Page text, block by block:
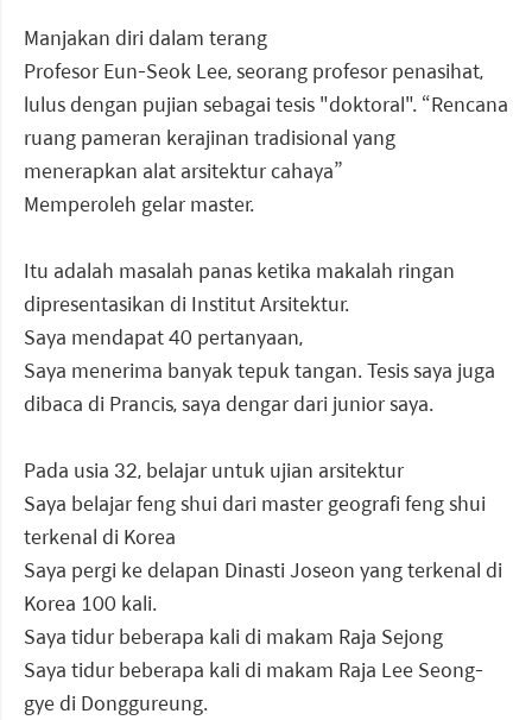
Manjakan diri dalam terang
Profesor Eun-Seok Lee, seorang profesor penasihat,
lulus dengan pujian sebagai tesis "doktoral". “Rencana
ruang pameran kerajinan tradisional yang
menerapkan alat arsitektur cahaya”
Memperoleh gelar master.
Itu adalah masalah panas ketika makalah ringan
dipresentasikan di Institut Arsitektur.
Saya mendapat 40 pertanyaan,
Saya menerima banyak tepuk tangan. Tesis saya juga
dibaca di Prancis, saya dengar dari junior saya.
Pada usia 32, belajar untuk ujian arsitektur
Saya belajar feng shui dari master geografi feng shui
terkenal di Korea
Saya pergi ke delapan Dinasti Joseon yang terkenal di
Korea 100 kali.
Saya tidur beberapa kali di makam Raja Sejong
Saya tidur beberapa kali di makam Raja Lee Seong-
gye di Donggureung.